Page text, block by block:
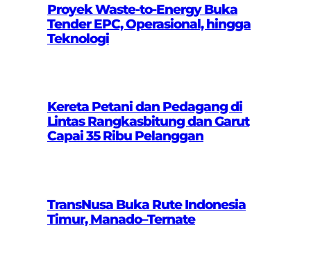
Proyek Waste-to-Energy Buka
Tender EPC, Operasional, hingga
Teknologi
Kereta Petani dan Pedagang di
Lintas Rangkasbitung dan Garut
Capai 35 Ribu Pelanggan
TransNusa Buka Rute Indonesia
Timur, Manado–Ternate